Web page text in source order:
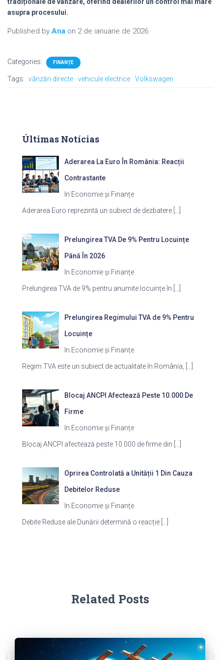
asupra procesului.
Published by Ana on 2 de ianuarie de 2026
Categories: FINANȚE
Tags: vânzări directe vehicule electrice Volkswagen
Últimas Notícias
Aderarea La Euro În România: Reacții
Contrastante
In Economie și Finanțe
Aderarea Euro reprezintă un subiect de dezbatere
Prelungirea TVA De 9% Pentru Locuințe
Până În 2026
In Economie și Finanțe
Prelungirea TVA de 9% pentru anumite locuințe în
Prelungirea Regimului TVA de 9% Pentru
Locuințe
In Economie și Finanțe
Regim TVA este un subiect de actualitate în România,
Blocaj ANCPI Afectează Peste 10.000 De
Firme
In Economie și Finanțe
Blocaj ANCPI afectează peste 10.000 de firme din
Oprirea Controlată a Unității 1 Din Cauza
Debitelor Reduse
In Economie și Finanțe
Debite Reduse ale Dunării determină o reacție
Related Posts